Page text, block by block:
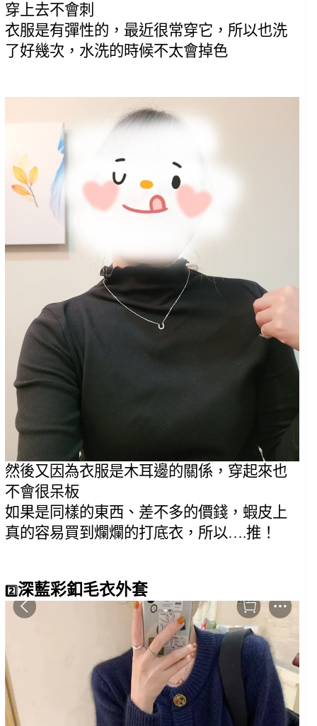
穿上去不會刺
衣服是有彈性的，最近很常穿它，所以也洗
了好幾次，水洗的時候不太會掉色
然後又因為衣服是木耳邊的關係，穿起來也
不會很呆板
如果是同樣的東西、差不多的價錢，蝦皮上
真的容易買到爛爛的打底衣，所以….推！
2️⃣ 深藍彩釦毛衣外套